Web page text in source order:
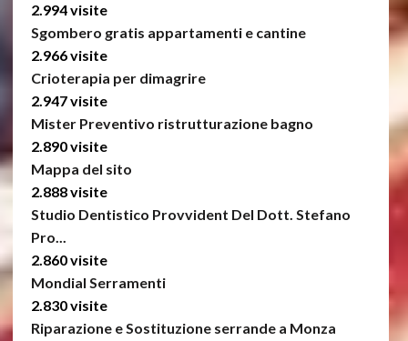
2.994 visite
Sgombero gratis appartamenti e cantine
2.966 visite
Crioterapia per dimagrire
2.947 visite
Mister Preventivo ristrutturazione bagno
2.890 visite
Mappa del sito
2.888 visite
Studio Dentistico Provvident Del Dott. Stefano
Pro...
2.860 visite
Mondial Serramenti
2.830 visite
Riparazione e Sostituzione serrande a Monza